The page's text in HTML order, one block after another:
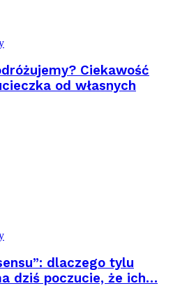
Ciekawość
od własnych
dlaczego tylu
dziś poczucie, że ich…